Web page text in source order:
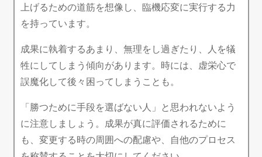
上げるための道筋を想像し、臨機応変に実行する力
を持っています。
成果に執着するあまり、無理をし過ぎたり、人を犠
牲にしてしまう傾向があります。時には、虚栄心で
誤魔化して後々困ってしまうことも。
「勝つために手段を選ばない人」と思われないよう
に注意しましょう。成果が真に評価されるために
も、変更する時の周囲への配慮や、自他のプロセス